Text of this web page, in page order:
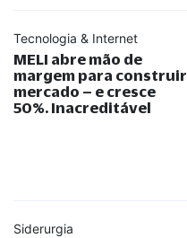
Tecnologia & Internet
MELI abre mão de
margem para construir
mercado – e cresce
50%. Inacreditável
Siderurgia